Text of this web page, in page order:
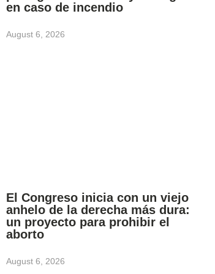
en caso de incendio
August 6, 2026
El Congreso inicia con un viejo
anhelo de la derecha más dura:
un proyecto para prohibir el
aborto
August 6, 2026